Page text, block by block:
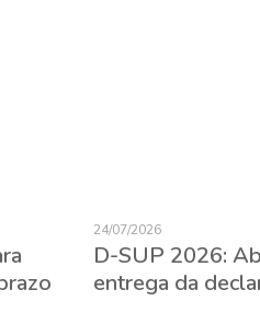
24/07/2026
D-SUP 2026:
entrega da